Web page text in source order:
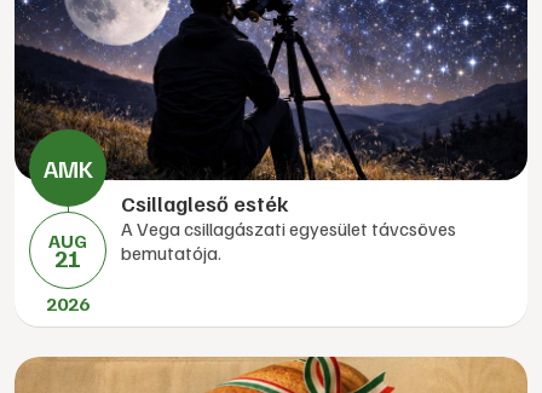
AUG
21
2026
Csillagleső esték
A Vega csillagászati egyesület távcsöves
bemutatója.